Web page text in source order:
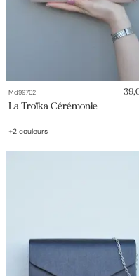
Md99702
La Troïka Cérémonie
+2 couleurs